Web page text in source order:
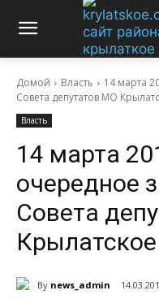
Домой Власть
14 марта
Совета депутатов МО
Власть
14 марта
очередное
Совета
Крылатское
By news_admin